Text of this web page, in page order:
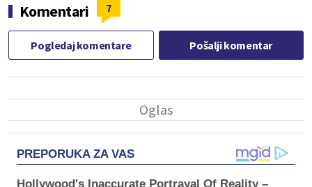
Komentari 7
Pogledaj komentare Pošalji komentar
PREPORUKA ZA VAS
Hollywood's Inaccurate Portrayal Of Reality –